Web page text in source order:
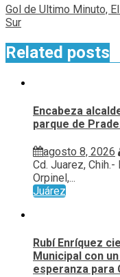
Gol de Ultimo Minuto,
Sur
Related posts
Encabeza
parque de
agosto 8, 2026
Cd. Juarez,
Orpinel,...
Juárez
Rubí Enríquez
Municipal con
esperanza para